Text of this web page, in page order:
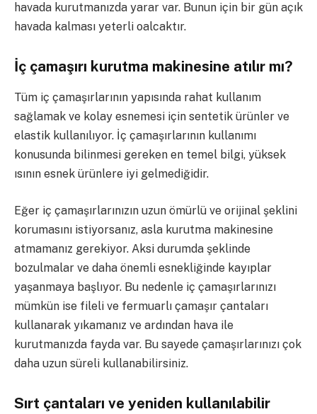
havada kurutmanızda yarar var. Bunun için bir gün açık
havada kalması yeterli oalcaktır.
İç çamaşırı kurutma makinesine atılır mı?
Tüm iç çamaşırlarının yapısında rahat kullanım
sağlamak ve kolay esnemesi için sentetik ürünler ve
elastik kullanılıyor. İç çamaşırlarının kullanımı
konusunda bilinmesi gereken en temel bilgi, yüksek
ısının esnek ürünlere iyi gelmediğidir.
Eğer iç çamaşırlarınızın uzun ömürlü ve orijinal şeklini
korumasını istiyorsanız, asla kurutma makinesine
atmamanız gerekiyor. Aksi durumda şeklinde
bozulmalar ve daha önemli esnekliğinde kayıplar
yaşanmaya başlıyor. Bu nedenle iç çamaşırlarınızı
mümkün ise fileli ve fermuarlı çamaşır çantaları
kullanarak yıkamanız ve ardından hava ile
kurutmanızda fayda var. Bu sayede çamaşırlarınızı çok
daha uzun süreli kullanabilirsiniz.
Sırt çantaları ve yeniden kullanılabilir